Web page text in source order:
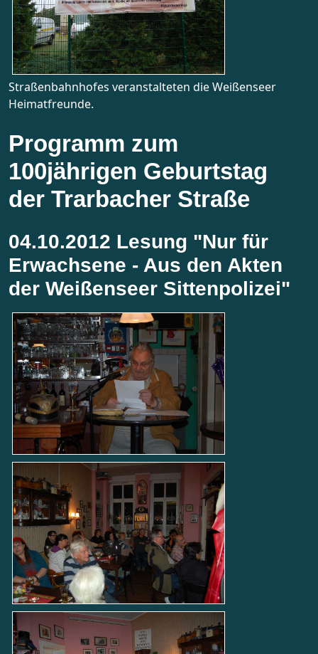
Straßenbahnhofes veranstalteten die Weißenseer
Heimatfreunde.
Programm zum
100jährigen Geburtstag
der Trarbacher Straße
04.10.2012 Lesung "Nur für
Erwachsene - Aus den Akten
der Weißenseer Sittenpolizei"